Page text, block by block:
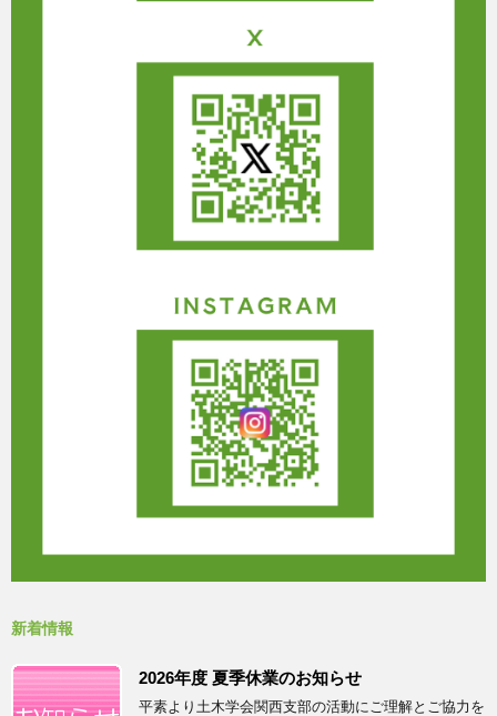
新着情報
2026年度 夏季休業のお知らせ
平素より土木学会関西支部の活動にご理解とご協力を